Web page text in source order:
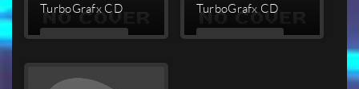
TurboGrafx CD
MEHR
TurboGrafx CD
MEHR